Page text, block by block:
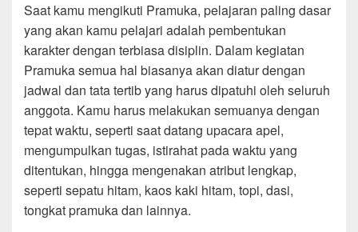
Saat kamu mengikuti Pramuka, pelajaran paling dasar
yang akan kamu pelajari adalah pembentukan
karakter dengan terbiasa disiplin. Dalam kegiatan
Pramuka semua hal biasanya akan diatur dengan
jadwal dan tata tertib yang harus dipatuhi oleh seluruh
anggota. Kamu harus melakukan semuanya dengan
tepat waktu, seperti saat datang upacara apel,
mengumpulkan tugas, istirahat pada waktu yang
ditentukan, hingga mengenakan atribut lengkap,
seperti sepatu hitam, kaos kaki hitam, topi, dasi,
tongkat pramuka dan lainnya.